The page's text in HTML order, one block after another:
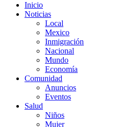
Inicio
Noticias
Local
Mexico
Inmigración
Nacional
Mundo
Economía
Comunidad
Anuncios
Eventos
Salud
Niños
Mujer